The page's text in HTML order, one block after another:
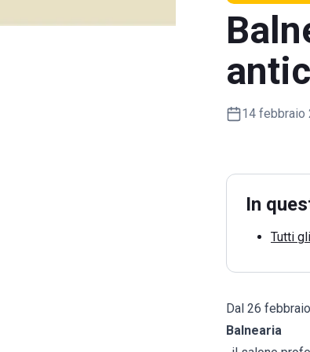
14 febbraio
In
Tutti
Dal 26
Balnearia